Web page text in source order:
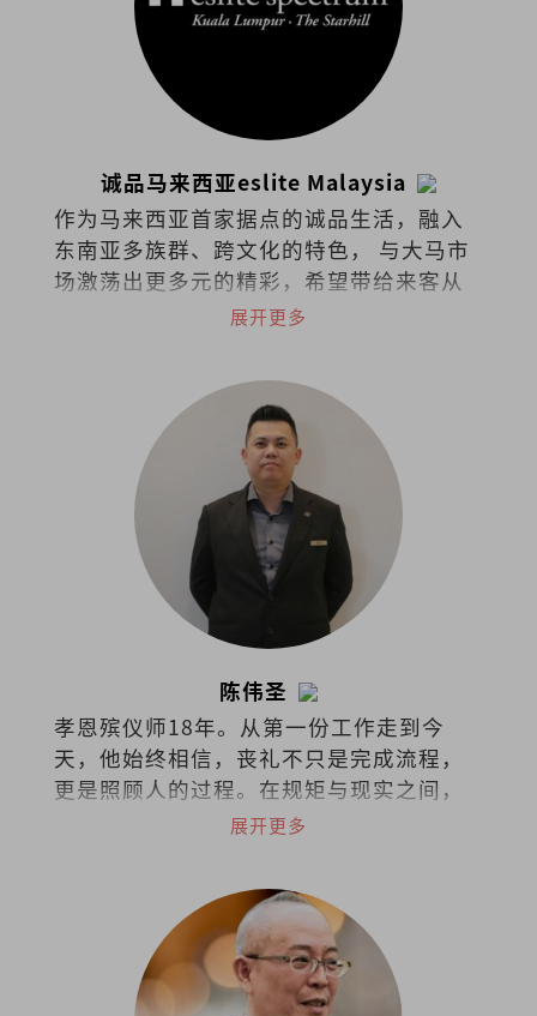
诚品马来西亚eslite Malaysia
作为马来西亚首家据点的诚品生活，融入
东南亚多族群、跨文化的特色， 与大马市
场激荡出更多元的精彩，希望带给来客从
阅读里持续找到梦与想像的可能。在台
据点的诚品，秉持着“不只是一家书
店”的概念，囊括了来自世界各地的书
籍、文具、文创设计、时尚潮流，还可沉
浸于艺文展演与世界级咖啡品牌中，打造
了一个复合式经营的文化场所。
展开更多
陈伟圣
孝恩殡仪师18年。从第一份工作走到今
天，他始终相信，丧礼不只是完成流程，
更是照顾人的过程。在规矩与现实之间，
他选择把同理留给活着的人。
展开更多